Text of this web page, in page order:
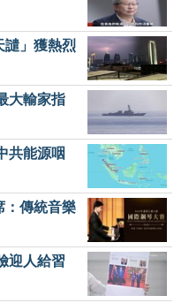
譴」獲熱烈
大輸家指
共能源咽
：傳統音樂
迎人給習